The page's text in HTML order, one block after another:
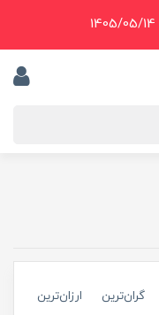
گران‌ترین ارزان‌ترین